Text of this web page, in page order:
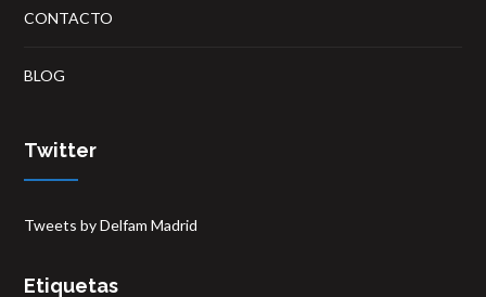
CONTACTO
BLOG
Twitter
Tweets by Delfam Madrid
Etiquetas